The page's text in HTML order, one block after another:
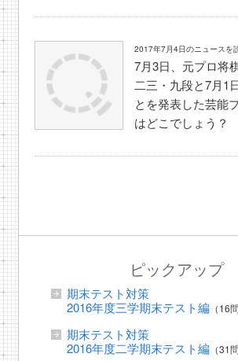
2017年7月4日のニュースを
7月3日、元プロ将
二三・九段と7月1
とを発表した芸能
はどこでしょう？
ピックアップ
期末テスト対策
2016年度三学期末テスト編（16問
期末テスト対策
2016年度二学期末テスト編（31問